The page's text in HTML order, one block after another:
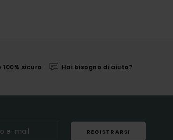
sicuro Hai bisogno di aiuto?
REGISTRARSI